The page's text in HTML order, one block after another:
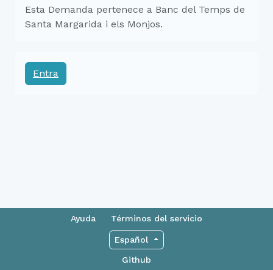
Esta Demanda pertenece a Banc del Temps de
Santa Margarida i els Monjos.
Entra
Ayuda Términos del servicio
Español
Github